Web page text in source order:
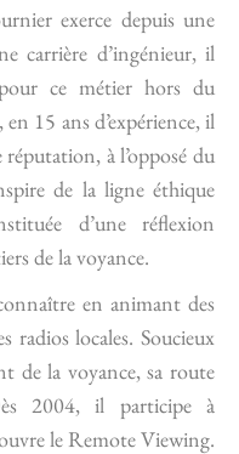
exerce depuis une
carrière d’ingénieur, il
ce métier hors du
15 ans d’expérience, il
à l’opposé du
de la ligne éthique
d’une réflexion
de la voyance.
en animant des
radios locales. Soucieux
de la voyance, sa route
2004, il participe à
le Remote Viewing.